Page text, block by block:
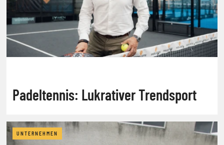
Padeltennis: Lukrativer Trendsport
UNTERNEHMEN